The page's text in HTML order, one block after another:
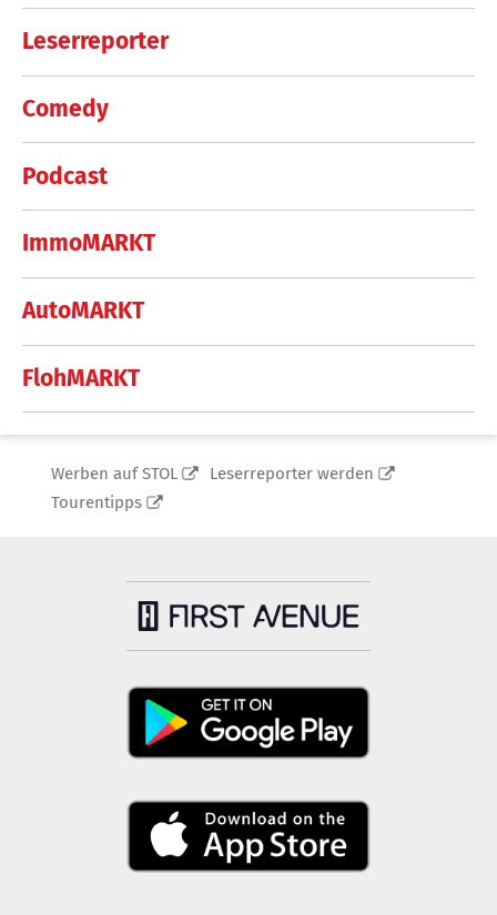
Leserreporter
Comedy
Podcast
ImmoMARKT
AutoMARKT
FlohMARKT
Werben auf STOL
Leserreporter werden
Tourentipps